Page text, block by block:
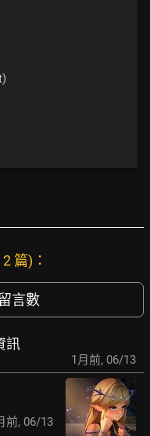
篇)：
言數
訊
1月前, 06/13
前, 06/13